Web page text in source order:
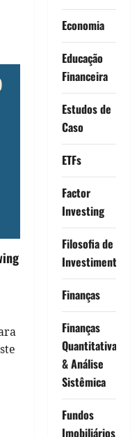
Economia
Educação
Financeira
Estudos de
Caso
ETFs
Factor
Investing
Filosofia de
Investimento
Finanças
Finanças
Quantitativas
& Análise
Sistêmica
Fundos
Imobiliários